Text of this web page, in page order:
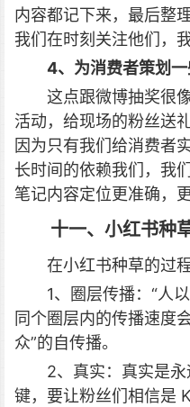
内容都记下来，最后整
我们在时刻关注他们，
4、为消费者策划一
这点跟微博抽奖很
活动，给现场的粉丝送
因为只有我们给消费者
长时间的依赖我们，我
笔记内容定位更准确，
十一、小红书种
在小红书种草的过
1、圈层传播：“人
同个圈层内的传播速度
众”的自传播。
2、真实：真实是
键，要让粉丝们相信是